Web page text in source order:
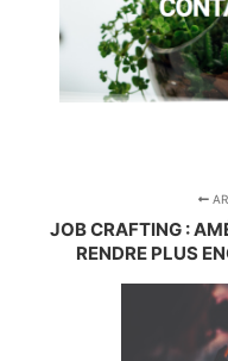
JOB CRAFTING :
RENDRE PLUS